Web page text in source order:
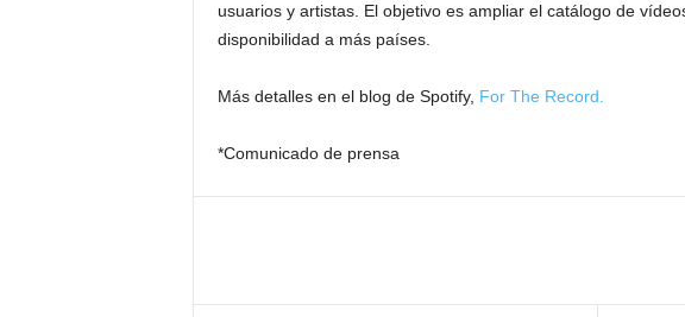
usuarios y artistas. El objetivo es ampliar el catálogo de
disponibilidad a más países.
Más detalles en el blog de Spotify, For The Record.
*Comunicado de prensa